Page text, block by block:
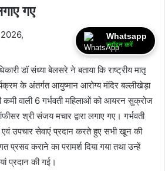
गए
2026,
डॉ संध्या बेलसरे ने बताया कि राष्ट्रीय मातृ
के अंतर्गत आयुष्मान आरोग्य मंदिर बल्लीखेड़ा
वाली 6 गर्भवती महिलाओं को आयरन सुक्रोज
श्री संजय मचार द्वारा लगाए गए। गर्भवती
उपचार सेवाएं प्रदान करते हुए सभी खून की
प्रसव कराने का परामर्श दिया गया तथा उन्हें
प्रदान की गई।
Whatsapp
ज्वॉइन करें